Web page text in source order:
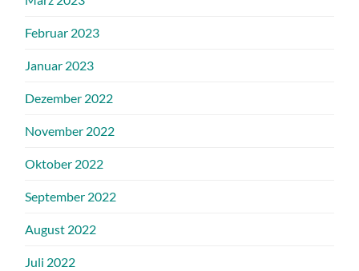
Februar 2023
Januar 2023
Dezember 2022
November 2022
Oktober 2022
September 2022
August 2022
Juli 2022